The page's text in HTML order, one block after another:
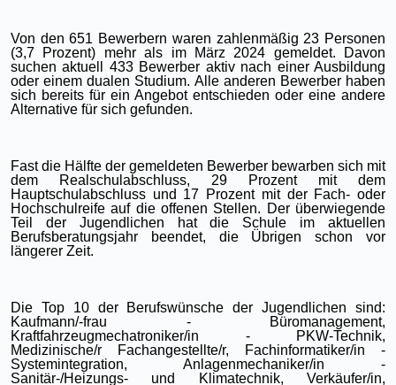
Von den 651 Bewerbern waren zahlenmäßig 23 Personen
(3,7 Prozent) mehr als im März 2024 gemeldet. Davon
suchen aktuell 433 Bewerber aktiv nach einer Ausbildung
oder einem dualen Studium. Alle anderen Bewerber haben
sich bereits für ein Angebot entschieden oder eine andere
Alternative für sich gefunden.
Fast die Hälfte der gemeldeten Bewerber bewarben sich mit
dem Realschulabschluss, 29 Prozent mit dem
Hauptschulabschluss und 17 Prozent mit der Fach- oder
Hochschulreife auf die offenen Stellen. Der überwiegende
Teil der Jugendlichen hat die Schule im aktuellen
Berufsberatungsjahr beendet, die Übrigen schon vor
längerer Zeit.
Die Top 10 der Berufswünsche der Jugendlichen sind:
Kaufmann/-frau - Büromanagement,
Kraftfahrzeugmechatroniker/in - PKW-Technik,
Medizinische/r Fachangestellte/r, Fachinformatiker/in -
Systemintegration, Anlagenmechaniker/in -
Sanitär-/Heizungs- und Klimatechnik, Verkäufer/in,